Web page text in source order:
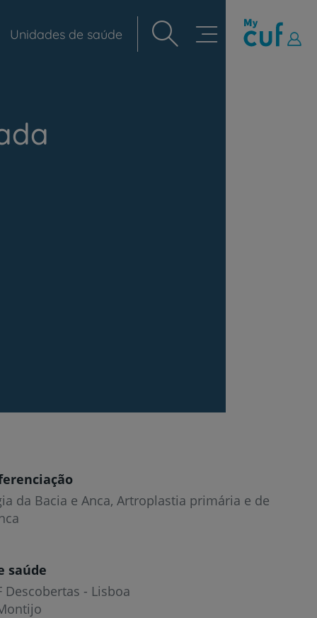
Navegação
Unidades de saúde
da Bacia e Anca, Artroplastia primária e de
saúde
Descobertas - Lisboa